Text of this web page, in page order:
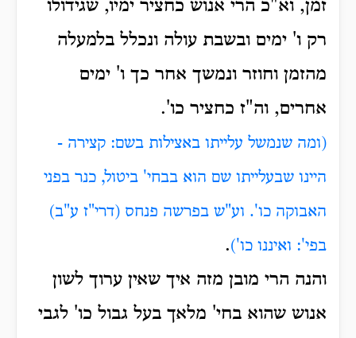
זמן, וא"כ הרי אנוש כחציר ימיו, שגידולו
רק ו' ימים ובשבת עולה ונכלל בלמעלה
מהזמן וחוזר ונמשך אחר כך ו' ימים
אחרים, וה"ז כחציר כו'.
(ומה שנמשל עלייתו באצילות בשם: קצירה -
היינו שבעלייתו שם הוא בבחי' ביטול, כנר בפני
האבוקה כו'. וע"ש בפרשה פנחס (דרי"ז ע"ב)
בפי': ואיננו כו').
והנה הרי מובן מזה איך שאין ערוך לשון
אנוש שהוא בחי' מלאך בעל גבול כו' לגבי